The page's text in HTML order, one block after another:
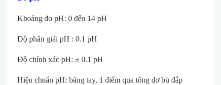
Khoảng đo pH: 0 đến 14 pH
Độ phân giải pH : 0.1 pH
Độ chính xác pH: ± 0.1 pH
Hiệu chuẩn pH: băng tay, 1 điểm qua tông đơ bù đắp